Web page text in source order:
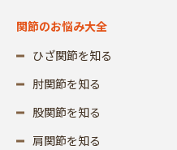
関節のお悩み大全
ひざ関節を知る
肘関節を知る
股関節を知る
肩関節を知る